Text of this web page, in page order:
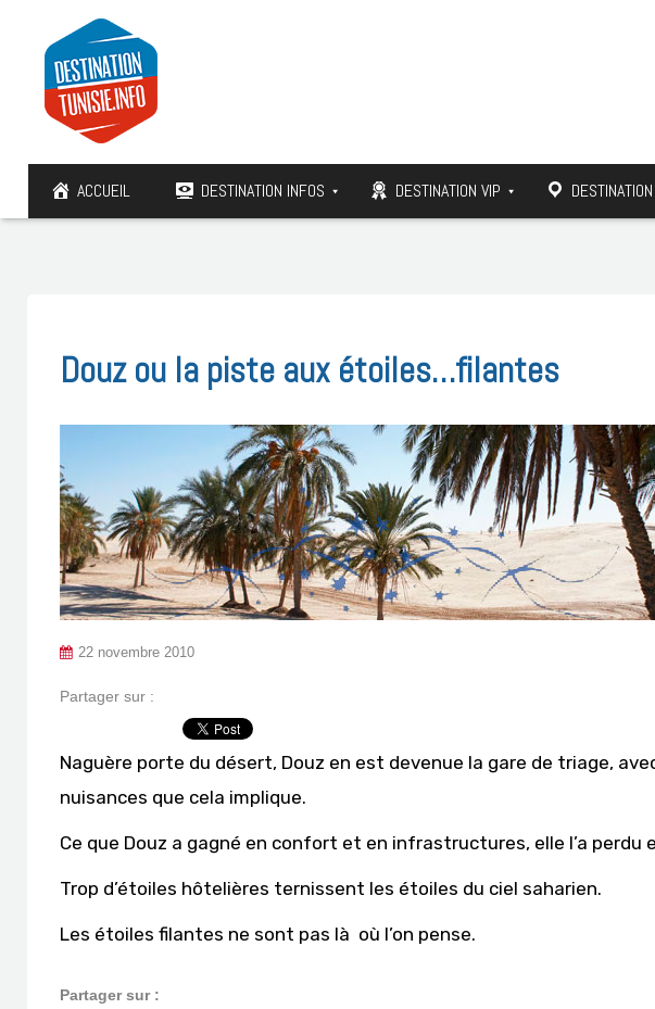
ACCUEIL DESTINATION INFOS DESTINATION VIP
Douz ou la piste aux étoiles…filantes
22 novembre 2010
Partager sur :
Naguère porte du désert, Douz en est devenue la gare de triage,
nuisances que cela implique.
Ce que Douz a gagné en confort et en infrastructures, elle l’a perdu
Trop d’étoiles hôtelières ternissent les étoiles du ciel saharien.
Les étoiles filantes ne sont pas là où l’on pense.
Partager sur :